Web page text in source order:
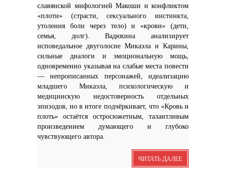
славянской мифологией Макоши и конфликтом
«плоти» (страсти, сексуального инстинкта,
утоления боли через тело) и «крови» (дети,
семья, долг). Вадюхина анализирует
исповедальное двуголосие Микаэла и Карины,
сильные диалоги и эмоциональную мощь,
одновременно указывая на слабые места повести
— непрописанных персонажей, идеализацию
младшего Микаэла, психологическую и
медицинскую недостоверность отдельных
эпизодов, но в итоге подчёркивает, что «Кровь и
плоть» остаётся остросюжетным, талантливым
произведением думающего и глубоко
чувствующего автора.
ЧИТАТЬ ДАЛЕЕ